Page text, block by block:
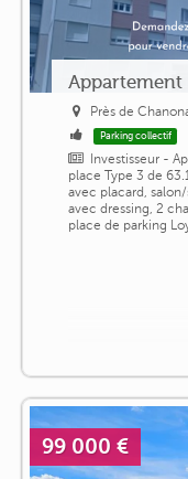
Appartement
Près de
Parking collectif
Investisseur -
place Type 3 de
avec placard,
avec dressing, 2
place de parking
99 000 €